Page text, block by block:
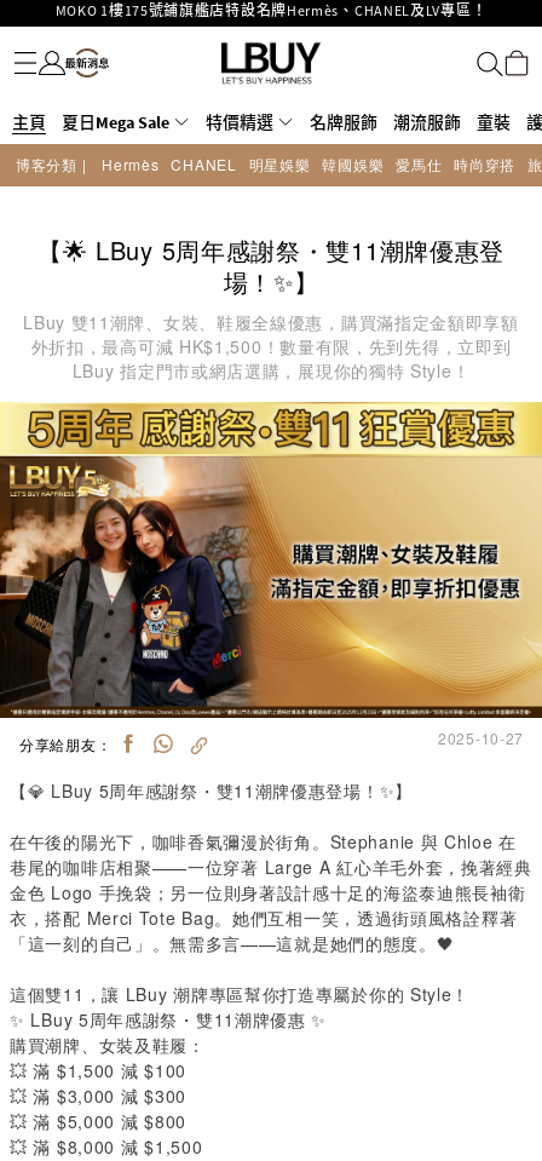
重要通告：銀行轉帳及轉數快付款注意事項
購物滿HKD500即享免運費！
LBuy獲香港知識產權署頒發2026《正版正貨承諾》商標
Goyard Hobo / Hobo Mini人氣限量特別版限時原價低至75折!
LBuy呈獻 - Hermès 及 Chanel 手袋及首飾原價低至6折，立即入手!
LBuy Nintendo Switch / Nintendo Switch 2 正規商品零售店登陸MOKO 4樓
名牌服飾
潮流服飾
童裝
護膚美妝
香水香薰
個人護理
母嬰護理
遊戲及精品玩具
文儀用品
家居生活
電子產品
美食
醫藥保健
運動與戶外用品
主頁 夏日Mega Sale 特價精選 名牌服飾 潮流服飾 童裝
博客分類 | Hermès CHANEL 明星娛樂 韓國娛樂 愛馬仕 時尚穿搭
【🌟 LBuy 5周年感謝祭・雙11潮牌優惠登
場！✨】
LBuy 雙11潮牌、女裝、鞋履全線優惠，購買滿指定金額即享額
外折扣，最高可減 HK$1,500！數量有限，先到先得，立即到
LBuy 指定門市或網店選購，展現你的獨特 Style！
分享給朋友： 2025-10-27
【💎 LBuy 5周年感謝祭・雙11 潮牌優惠登場！✨】
在午後的陽光下，咖啡香氣彌漫於街角。 Stephanie 與 Chloe在
巷尾的咖啡店相聚——一位穿著 Large A紅心羊毛外套，挽著經典
金色 Logo 手挽袋；另一位則身著設計感十足的海盜泰迪熊長袖衛
衣，搭配 Merci Tote Bag。她們互相一笑，透過街頭風格詮釋著
「這一刻的自己」。無需多言——這就是她們的態度。🖤
這個雙11 ，讓 LBuy潮牌專區幫你打造專屬於你的 Style ！
✨ LBuy 5周年感謝祭・雙11 潮牌優惠 ✨
購買潮牌、女裝及鞋履：
💥 滿 $1,500 減 $100
💥 滿 $3,000 減 $300
💥 滿 $5,000 減 $800
💥 滿 $8,000 減 $1,500